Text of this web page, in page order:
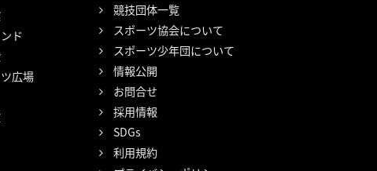
ド
広場
競技団体一覧
スポーツ協会について
スポーツ少年団について
情報公開
お問合せ
採用情報
SDGs
利用規約